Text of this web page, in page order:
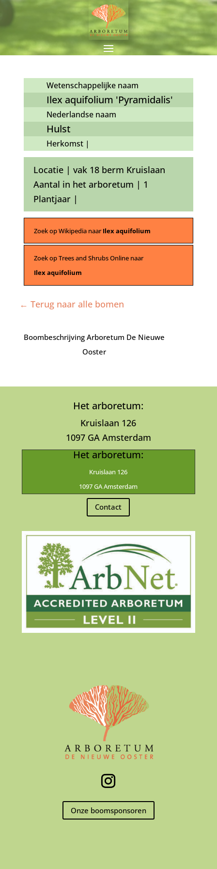
Wetenschappelijke naam
Ilex aquifolium 'Pyramidalis'
Nederlandse naam
Hulst
Herkomst |
Locatie | vak 18 berm Kruislaan
Aantal in het arboretum | 1
Plantjaar |
Zoek op Wikipedia naarIlex aquifolium
Zoek op Trees and Shrubs Online naar
Ilex aquifolium
← Terug naar alle bomen
Boombeschrijving Arboretum De Nieuwe
Ooster
Het arboretum:
Kruislaan 126
1097 GA Amsterdam
Het arboretum:
Kruislaan 126
1097 GA Amsterdam
Contact
Onze boomsponsoren